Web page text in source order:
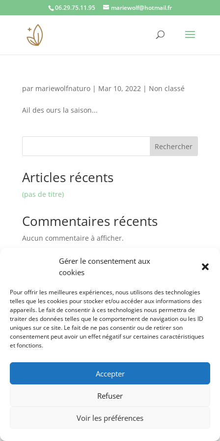
Gérer le consentement aux
cookies
Pour offrir les meilleures expériences, nous utilisons des technologies
telles que les cookies pour stocker et/ou accéder aux informations des
appareils. Le fait de consentir à ces technologies nous permettra de
traiter des données telles que le comportement de navigation ou les ID
uniques sur ce site. Le fait de ne pas consentir ou de retirer son
consentement peut avoir un effet négatif sur certaines caractéristiques
et fonctions.
Accepter
Refuser
Voir les préférences
06.29.75.11.95 mariewolf@hotmail.fr
par mariewolfnaturo| Mar 10, 2022| Non classé
Ail des ours la saison...
Rechercher
Articles récents
(pas de titre)
Commentaires récents
Aucun commentaire à afficher.
Une réalisation de Marie Wolf Naturopathe Vitaliste